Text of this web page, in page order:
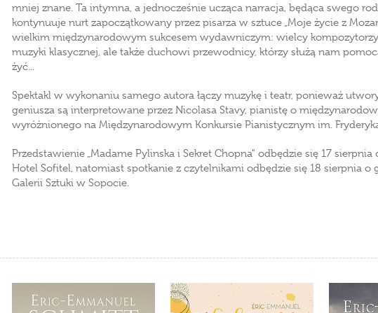
mniej znane. Ta intymna, a jednocześnie ucząca narracja, będąca swego
kontynuuje nurt zapoczątkowany przez pisarza w sztuce „Moje życie z
wielkim międzynarodowym sukcesem wydawniczym: wielcy
muzyki klasycznej, ale także duchowi przewodnicy, którzy służą nam
żyć...
Spektakl w wykonaniu samego autora łączy muzykę i teatr, ponieważ
geniusza są interpretowane przez Nicolasa Stavy, pianistę o
wyróżnionego na Międzynarodowym Konkursie Pianistycznym im.
Przedstawienie „Madame Pylinska i Sekret Chopna" odbędzie się 17
Hotel Sofitel, natomiast spotkanie z czytelnikami odbędzie się 18 sierpnia o
Galerii Sztuki w Sopocie.